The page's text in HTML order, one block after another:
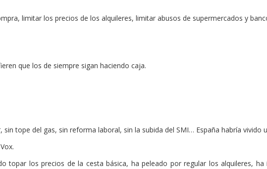
limitar los precios de los alquileres, limitar abusos de supermercados y
que los de siempre sigan haciendo caja.
sin tope del gas, sin reforma laboral, sin la subida del SMI… España habría vivido
topar los precios de la cesta básica, ha peleado por regular los alquileres,